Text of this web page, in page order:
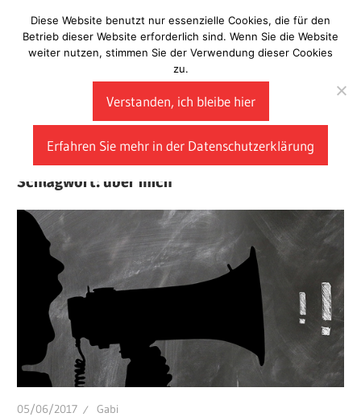
Inhalt
springen
Laberladen
Schlagwort: über mich
05/06/2017 Gabi
Diese Website benutzt nur essenzielle Cookies, die für den
Betrieb dieser Website erforderlich sind. Wenn Sie die Website
weiter nutzen, stimmen Sie der Verwendung dieser Cookies
zu.
Verstanden, ich bleibe hier
Erfahren Sie mehr in der Datenschutzerklärung